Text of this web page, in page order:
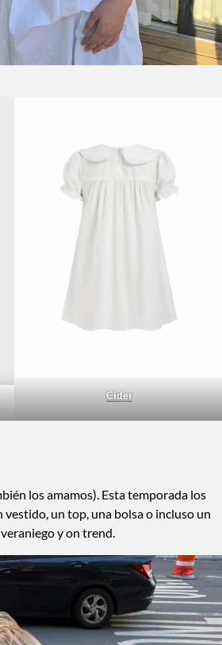
Cider
los amamos). Esta temporada los
un top, una bolsa o incluso un
y on trend.